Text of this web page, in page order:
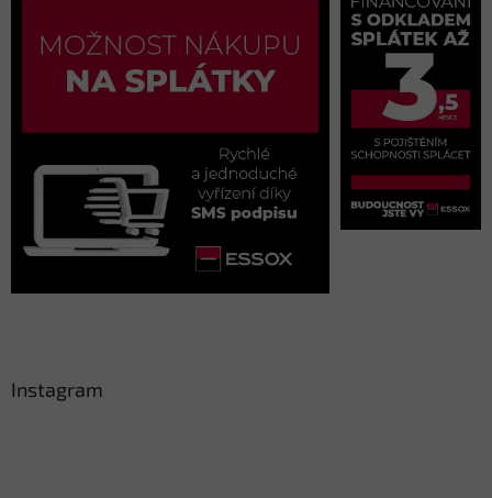
Instagram